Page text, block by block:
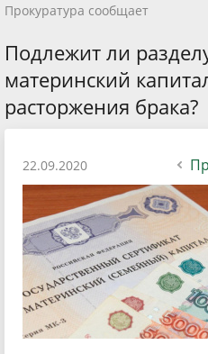
Прокуратура сообщает
Подлежит ли
материнский
расторжения брака?
22.09.2020